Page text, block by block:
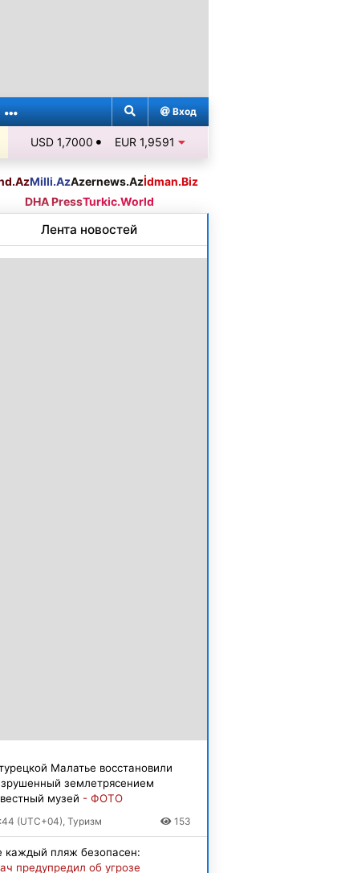
Вход
USD 1,7000 EUR 1,9591
Milli.AzAzernews.Azİdman.Biz
DHA PressTurkic.World
Лента новостей
Малатье восстановили
землетрясением
музей - ФОТО
(UTC+04), Туризм 153
каждый пляж безопасен:
предупредил об угрозе